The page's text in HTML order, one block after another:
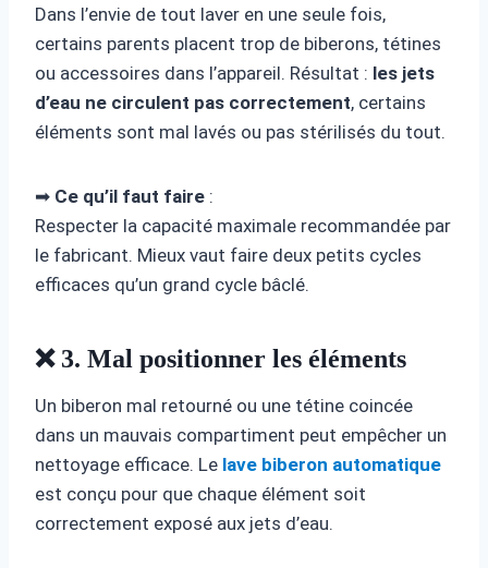
Dans l’envie de tout laver en une seule fois,
certains parents placent trop de biberons, tétines
ou accessoires dans l’appareil. Résultat : les jets
d’eau ne circulent pas correctement, certains
éléments sont mal lavés ou pas stérilisés du tout.
➡ Ce qu’il faut faire :
Respecter la capacité maximale recommandée par
le fabricant. Mieux vaut faire deux petits cycles
efficaces qu’un grand cycle bâclé.
❌ 3. Mal positionner les éléments
Un biberon mal retourné ou une tétine coincée
dans un mauvais compartiment peut empêcher un
nettoyage efficace. Le lave biberon automatique
est conçu pour que chaque élément soit
correctement exposé aux jets d’eau.